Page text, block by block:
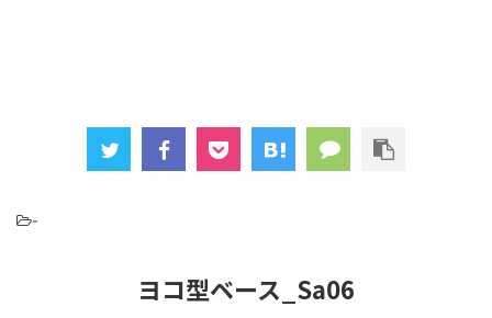
-
ヨコ型ベース_Sa06